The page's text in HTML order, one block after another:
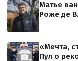
Матье
Роже де
«Мечта,
Пул о